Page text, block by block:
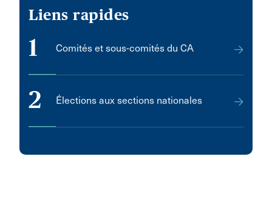
Liens rapides
1 Comités et sous-comités du CA
2 Élections aux sections nationales